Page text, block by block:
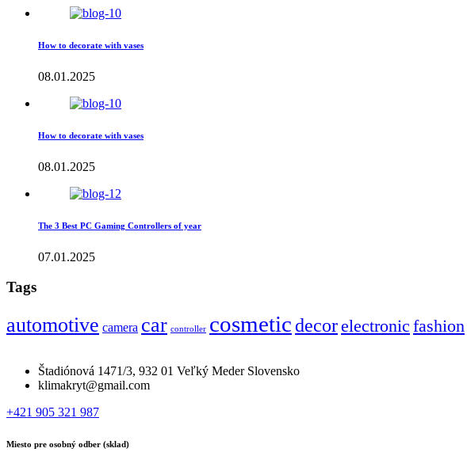
How to decorate with vases
08.01.2025
How to decorate with vases
08.01.2025
The 3 Best PC Gaming Controllers of year
07.01.2025
Tags
automotive camera car controller cosmeticdecorelectronic fashion
Štadiónová 1471/3, 932 01 Veľký Meder Slovensko
klimakryt@gmail.com
+421 905 321 987
Miesto pre osobný odber (sklad)